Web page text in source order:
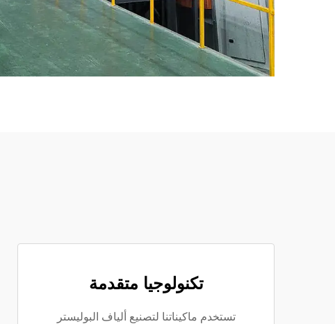
تكنولوجيا متقدمة
تستخدم ماكيناتنا لتصنيع ألياف البوليستر